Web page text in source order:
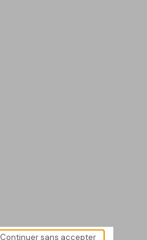
Continuer sans accepter